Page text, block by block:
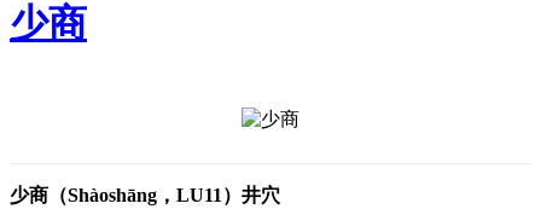
少商
少商（Shàoshāng，LU11）井穴